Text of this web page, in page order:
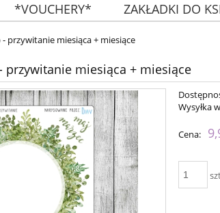
*VOUCHERY* ZAKŁADKI DO
NA SKRÓTY: NAKLEJKI
ZESTAWY TYGODNIOWE
przywitanie miesiąca + miesiące
przywitanie miesiąca + miesiące
Wysyłka
Cena: